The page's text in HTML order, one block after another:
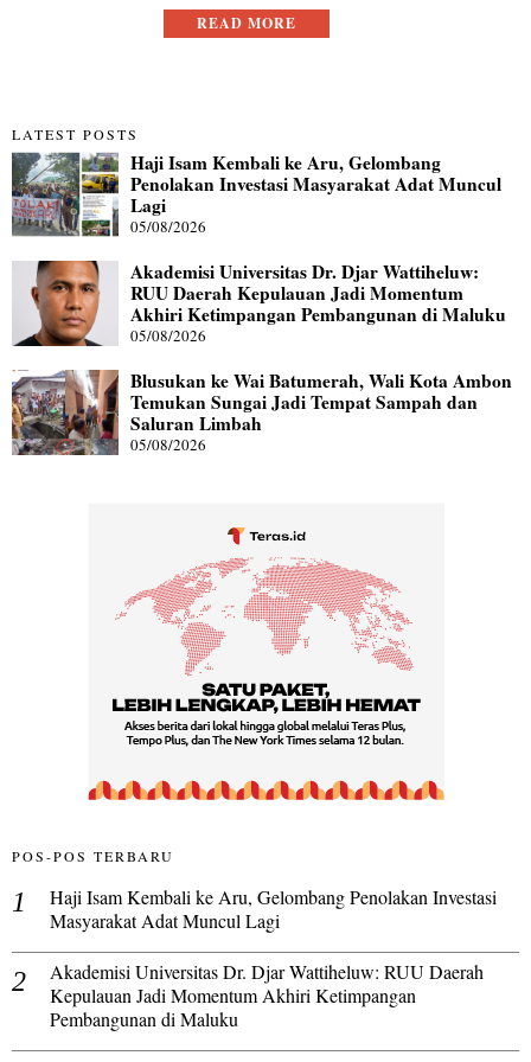
READ MORE
LATEST POSTS
Haji Isam Kembali ke Aru, Gelombang
Penolakan Investasi Masyarakat Adat Muncul
Lagi
05/08/2026
Akademisi Universitas Dr. Djar Wattiheluw:
RUU Daerah Kepulauan Jadi Momentum
Akhiri Ketimpangan Pembangunan di Maluku
05/08/2026
Blusukan ke Wai Batumerah, Wali Kota Ambon
Temukan Sungai Jadi Tempat Sampah dan
Saluran Limbah
05/08/2026
POS-POS TERBARU
Haji Isam Kembali ke Aru, Gelombang Penolakan Investasi
Masyarakat Adat Muncul Lagi
Akademisi Universitas Dr. Djar Wattiheluw: RUU Daerah
Kepulauan Jadi Momentum Akhiri Ketimpangan
Pembangunan di Maluku